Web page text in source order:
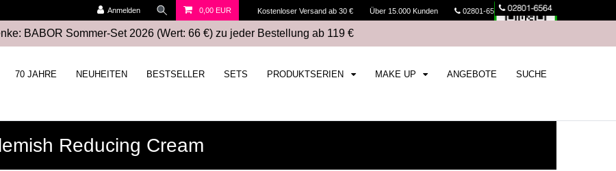
Kostenloser Versand ab 30 € Über 15.000 Kunden 02801-6564 Kasse
Anmelden 0,00 EUR
BABOR Sommer-Set 2026 (Wert: 66 €) zu jeder Bestellung ab 119 €
70 JAHRE NEUHEITEN BESTSELLER SETS PRODUKTSERIEN MAKE UP ANGEBOTE SUCHE
Reducing Cream